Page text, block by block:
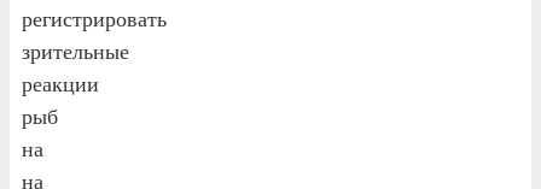
регистрировать
зрительные
реакции
рыб
на
на